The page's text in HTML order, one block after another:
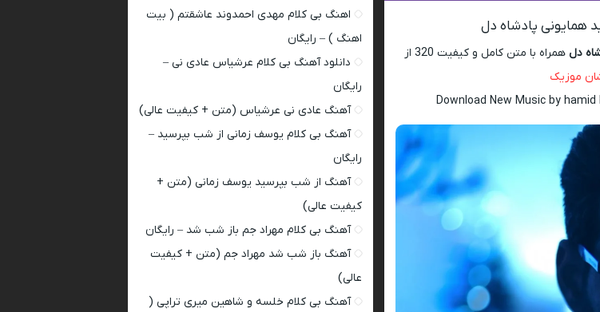
همایونی پادشاه دل
دل
همراه با متن کامل و کیفیت 320 از
موزیک
Download New Music by
اهنگ بی کلام مهدی احمدوند عاشقتم ( بیت
اهنگ ) – رایگان
دانلود آهنگ بی کلام عرشیاس عادی نی –
رایگان
آهنگ عادی نی عرشیاس (متن + کیفیت عالی)
آهنگ بی کلام یوسف زمانی از شب بپرسید –
رایگان
آهنگ از شب بپرسید یوسف زمانی (متن +
کیفیت عالی)
آهنگ بی کلام مهراد جم باز شب شد – رایگان
آهنگ باز شب شد مهراد جم (متن + کیفیت
عالی)
آهنگ بی کلام خلسه و شاهین میری تراپی (